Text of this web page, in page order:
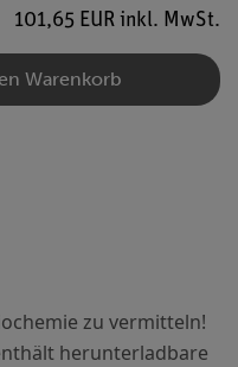
101,65 EUR inkl. MwSt.
Warenkorb
zu vermitteln!
herunterladbare